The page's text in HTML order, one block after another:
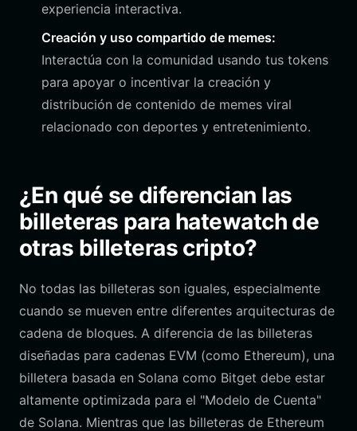
experiencia interactiva.
Creación y uso compartido de memes:
Interactúa con la comunidad usando tus tokens
para apoyar o incentivar la creación y
distribución de contenido de memes viral
relacionado con deportes y entretenimiento.
¿En qué se diferencian las
billeteras para hatewatch de
otras billeteras cripto?
No todas las billeteras son iguales, especialmente
cuando se mueven entre diferentes arquitecturas de
cadena de bloques. A diferencia de las billeteras
diseñadas para cadenas EVM (como Ethereum), una
billetera basada en Solana como Bitget debe estar
altamente optimizada para el "Modelo de Cuenta"
de Solana. Mientras que las billeteras de Ethereum